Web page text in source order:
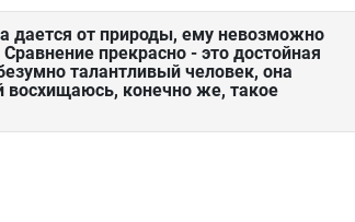
дается от природы, ему невозможно
прекрасно - это достойная
талантливый человек, она
восхищаюсь, конечно же, такое